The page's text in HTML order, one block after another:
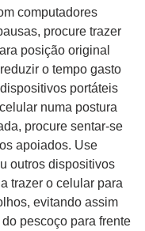
computadores
procure trazer
posição original
o tempo gasto
portáteis
numa postura
procure sentar-se
apoiados. Use
outros dispositivos
trazer o celular para
evitando assim
pescoço para frente